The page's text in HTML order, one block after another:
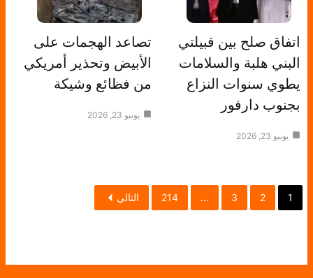
اتفاق صلح بين قبيلتي
البني هلبة والسلامات
يطوي سنوات النزاع
بجنوب دارفور
يونيو 23, 2026
تصاعد الهجمات على
الأبيض وتحذير أمريكي
من فظائع وشيكة
يونيو 23, 2026
1
2
3
…
214 التالي